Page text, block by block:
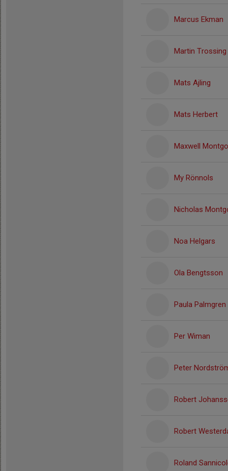
Marcus Ekman
Martin Trossing
Mats Ajling
Mats Herbert
Maxwell
My Rönnols
Nicholas
Noa Helgars
Ola Bengtsson
Paula Palmgren
Per Wiman
Peter
Robert
Robert
Roland